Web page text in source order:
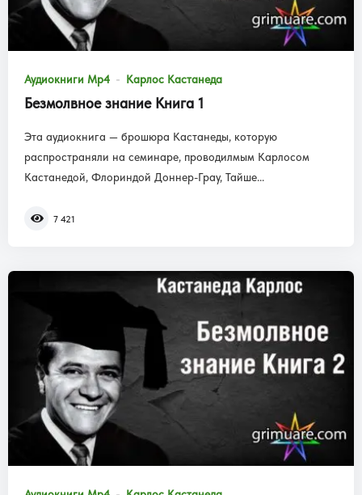
Аудиокниги Mp4 Карлос Кастанеда
Безмолвное знание Книга 1
Эта аудиокнига — брошюра Кастанеды, которую
распространяли на семинаре, проводилмым Карлосом
Кастанедой, Флориндой Доннер-Грау, Тайше...
7 421